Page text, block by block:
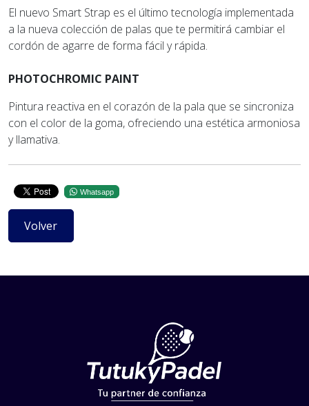
El nuevo Smart Strap es el último tecnología implementada
a la nueva colección de palas que te permitirá cambiar el
cordón de agarre de forma fácil y rápida.
PHOTOCHROMIC PAINT
Pintura reactiva en el corazón de la pala que se sincroniza
con el color de la goma, ofreciendo una estética armoniosa
y llamativa.
Whatsapp
Volver